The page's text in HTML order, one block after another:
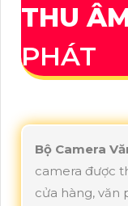
THU
PHÁT
Bộ Camera
camera được
cửa hàng, văn